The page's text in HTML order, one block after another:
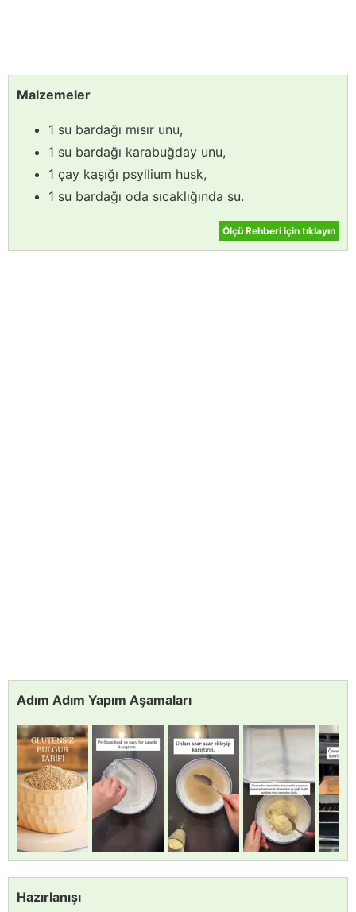
Malzemeler
1 su bardağı mısır unu,
1 su bardağı karabuğday unu,
1 çay kaşığı psyllium husk,
1 su bardağı oda sıcaklığında su.
Ölçü Rehberi için tıklayın
Adım Adım Yapım Aşamaları
Hazırlanışı